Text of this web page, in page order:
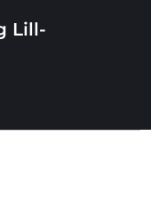
Lill-